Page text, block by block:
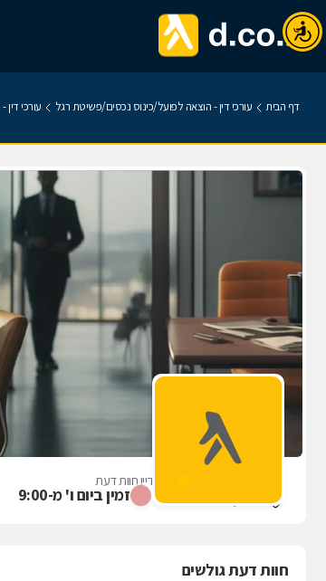
דף הבית עורכי דין - הוצאה לפועל/כינוס נכסים/פשיטת רגל עורכי
זמין ביום ו' מ-9:00
אין עדיין חוות דעת
שפרעם
חוות דעת גולשים